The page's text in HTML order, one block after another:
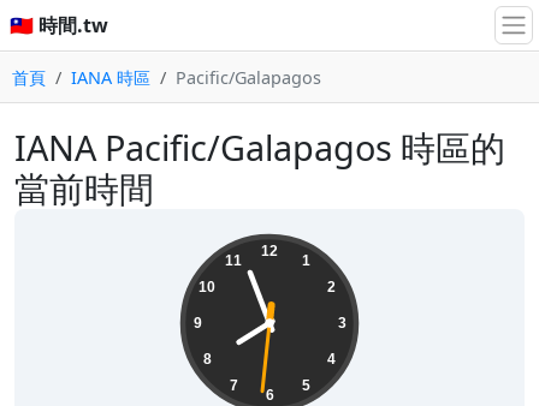
🇹🇼 時間.tw
首頁 IANA 時區 Pacific/Galapagos
IANA Pacific/Galapagos 時區的
當前時間
12
1
2
3
4
5
6
7
8
9
10
11